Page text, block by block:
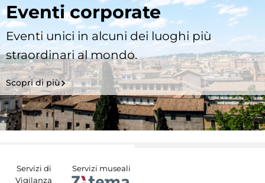
Eventi corporate
Eventi unici in alcuni dei luoghi più
straordinari al mondo.
Scopri di più
Servizi di
Vigilanza
Servizi museali